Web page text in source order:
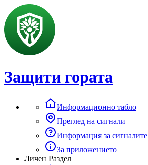
Защити гората
Информационно табло
Преглед на сигнали
Информация за сигналите
За приложението
Личен Раздел